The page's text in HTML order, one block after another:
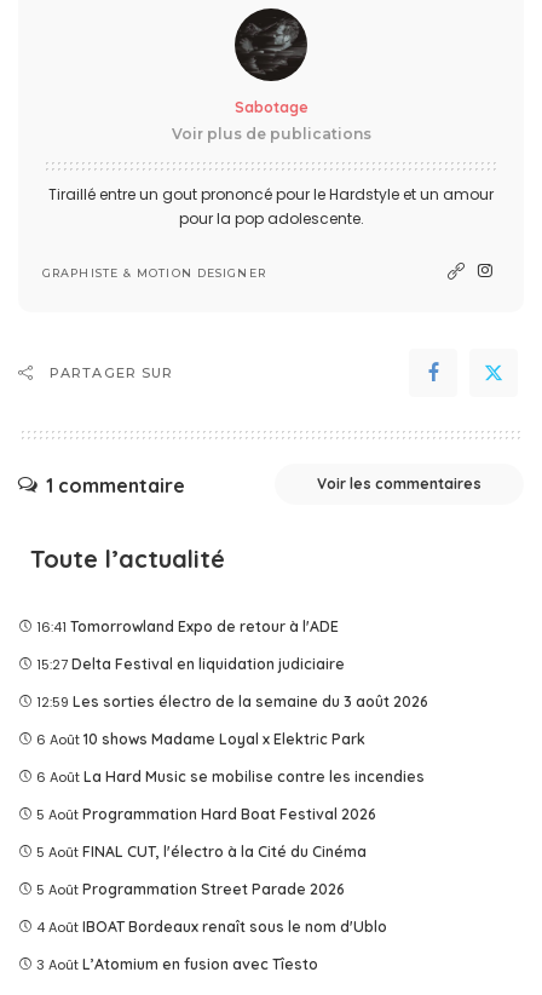
Sabotage
Voir plus de publications
Tiraillé entre un gout prononcé pour le Hardstyle et un amour
pour la pop adolescente.
GRAPHISTE & MOTION DESIGNER
PARTAGER SUR
1 commentaire Voir les commentaires
Toute l’actualité
16:41 Tomorrowland Expo de retour à l'ADE
15:27 Delta Festival en liquidation judiciaire
12:59 Les sorties électro de la semaine du 3 août 2026
6 Août 10 shows Madame Loyal x Elektric Park
6 Août La Hard Music se mobilise contre les incendies
5 Août Programmation Hard Boat Festival 2026
5 Août FINAL CUT, l'électro à la Cité du Cinéma
5 Août Programmation Street Parade 2026
4 Août IBOAT Bordeaux renaît sous le nom d'Ublo
3 Août L’Atomium en fusion avec Tîesto